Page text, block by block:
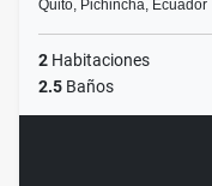
Quito, Pichincha, Ecuador
2 Habitaciones
2.5 Baños